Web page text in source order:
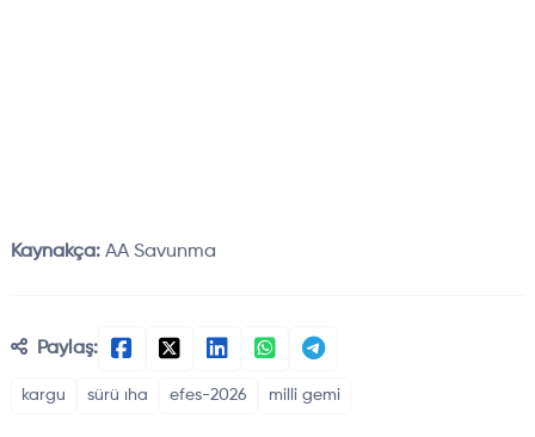
Kaynakça: AA Savunma
Paylaş:
kargu sürü ıha efes-2026 milli gemi